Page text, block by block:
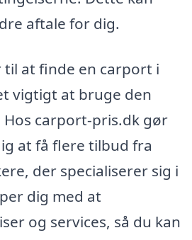
aftale for dig.
at finde en carport i
vigtigt at bruge den
carport-pris.dk gør
at få flere tilbud fra
der specialiserer sig i
dig med at
og services, så du kan